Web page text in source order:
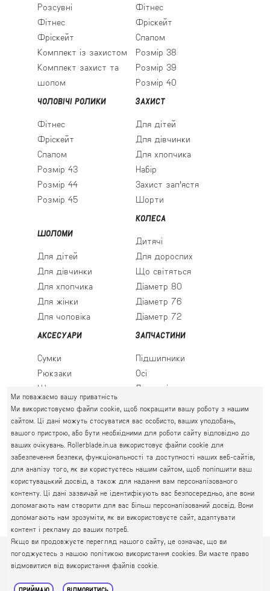
Розсувні
Фітнес
Фріскейт
Комплект із захистом
Комплект захист та
шолом
Фітнес
Фріскейт
Слалом
Розмір 38
Розмір 39
Розмір 40
ЧОЛОВІЧІ РОЛИКИ
Фітнес
Фріскейт
Слалом
Розмір 43
Розмір 44
Розмір 45
ЗАХИСТ
Для дітей
Для дівчинки
Для хлопчика
Набір
Захист зап'ястя
Шорти
ШОЛОМИ
Для дітей
Для дівчинки
Для хлопчика
Для жінки
Для чоловіка
КОЛЕСА
Дитячі
Для дорослих
Що світяться
Діаметр 80
Діаметр 76
Діаметр 72
АКСЕСУАРИ
Сумки
Рюкзаки
Шкарпетки
ЗАПЧАСТИНИ
Підшипники
Осі
Льодові леза
ПРАВИЙ БЕРЕГ
Святошин, Житомирська, Академмістечко
М. КИЇВ, ВУЛ. АКАДЕМІКА КРИМСЬКОГО, 4А
ГРАФІК РОБОТИ:
пн.-пт. 10.00 - 19.00
сб.-нд. 10.00 - 17.00
063 777-59-79
067 111-01-47
050 777-16-00
© 2026Інтернет-магазин Rollerblade Політика
конфіденційності
Ми поважаємо вашу приватність
Ми використовуємо файли cookie, щоб покращити вашу роботу з нашим
сайтом. Ці дані можуть стосуватися вас особисто, ваших уподобань,
вашого пристрою, або бути необхідними для роботи сайту відповідно до
ваших очікувань. Rollerblade.in.ua використовує файли cookie для
забезпечення безпеки, функціональності та доступності наших веб-сайтів,
для аналізу того, як ви користуєтесь нашим сайтом, щоб поліпшити ваш
користувацький досвід, а також для надання вам персоналізованого
контенту. Ці дані зазвичай не ідентифікують вас безпосередньо, але вони
допомагають нам створити для вас більш персоналізований досвід. Вони
допомагають нам зрозуміти, як ви використовуєте сайт, адаптувати
контент і рекламу до ваших потреб.
Якщо ви продовжуєте перегляд нашого сайту, це означає, що ви
погоджуєтесь з нашою політикою використання cookies. Ви маєте право
відмовитися від використання файлів cookie.